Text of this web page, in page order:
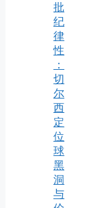
批
纪
律
性
：
切
尔
西
定
位
球
黑
洞
与